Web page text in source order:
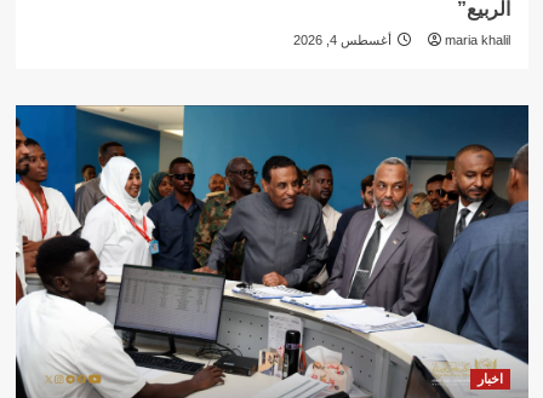
الربيع”
maria khalil أغسطس 4, 2026
اخبار